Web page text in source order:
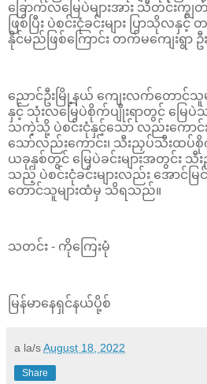
ခြောက်လမြေပဲများအား သီတင်း
ဖြစ်ပြီး ပဲစင်းငုံခင်းများ ပြာသို
နိုင်မည်ဖြစ်ကြောင်း တက်မကျေးရွာ ဦ
ညောင်ဦးမြို့နယ် ကျေးလက်တောင်သူ
နှင့် သုံးလမြေပဲစိုက်ပျိုးရာတွင် မြေ
သကဲ့သို့ ပဲစင်းငုံနှင့်သော် လည်းကောင်း
သော်လည်းကောင်း၊ သီးညှပ်သီးထပ်စိုက်
ယခုနှစ်တွင် မြေပဲခင်းများအတွင်း
သည့် ပဲစင်းငုံခင်းများလည်း အောင်မြ
တောင်သူများထံမှ သိရသည်။
သတင်း - ကိုကြေးမုံ
မြန်မာနေရှင်နယ်ပို့စ်
a la/sAugust 18, 2022
Share